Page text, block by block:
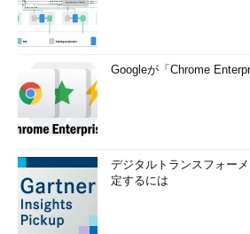
Googleが「Chrome
デジタルトランスフォー
定するには